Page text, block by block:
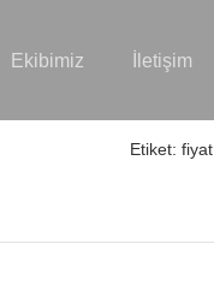
Ekibimiz İletişim
Etiket: fiyat